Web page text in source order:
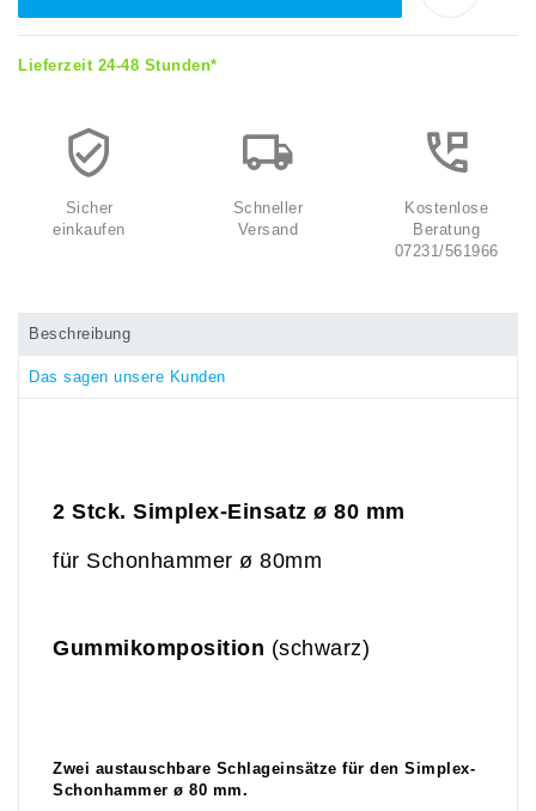
Lieferzeit 24-48 Stunden*
Sicher
einkaufen
Schneller
Versand
Kostenlose
Beratung
07231/561966
Beschreibung
Das sagen unsere Kunden
2 Stck. Simplex-Einsatz ø 80 mm
für Schonhammer ø 80mm
Gummikomposition (schwarz)
Zwei austauschbare Schlageinsätze für den Simplex-
Schonhammer ø 80 mm.